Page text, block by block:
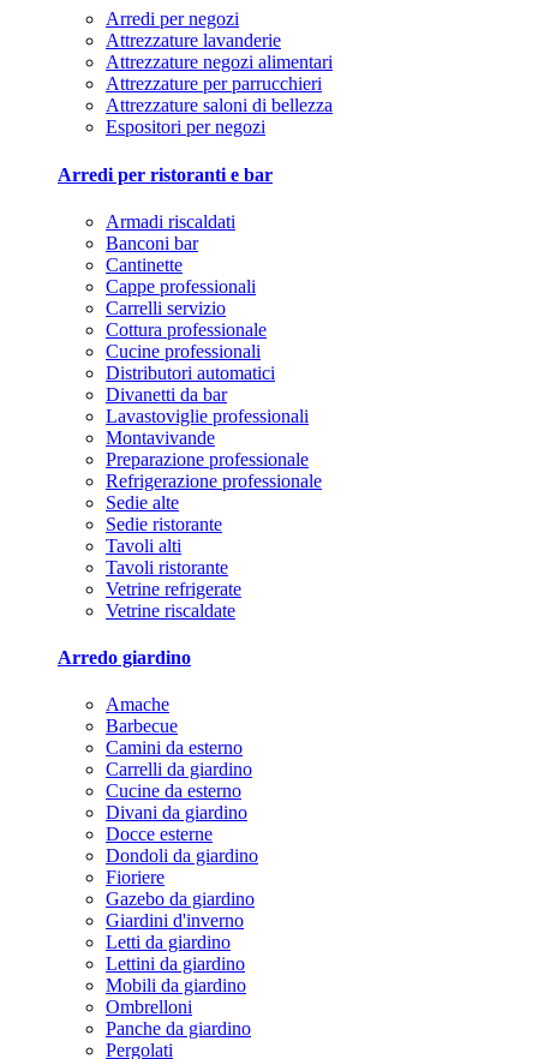
Arredi per negozi
Attrezzature lavanderie
Attrezzature negozi alimentari
Attrezzature per parrucchieri
Attrezzature saloni di bellezza
Espositori per negozi
Arredi per ristoranti e bar
Armadi riscaldati
Banconi bar
Cantinette
Cappe professionali
Carrelli servizio
Cottura professionale
Cucine professionali
Distributori automatici
Divanetti da bar
Lavastoviglie professionali
Montavivande
Preparazione professionale
Refrigerazione professionale
Sedie alte
Sedie ristorante
Tavoli alti
Tavoli ristorante
Vetrine refrigerate
Vetrine riscaldate
Arredo giardino
Amache
Barbecue
Camini da esterno
Carrelli da giardino
Cucine da esterno
Divani da giardino
Docce esterne
Dondoli da giardino
Fioriere
Gazebo da giardino
Giardini d'inverno
Letti da giardino
Lettini da giardino
Mobili da giardino
Ombrelloni
Panche da giardino
Pergolati